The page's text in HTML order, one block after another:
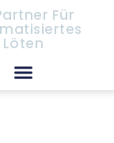
Für
Löten